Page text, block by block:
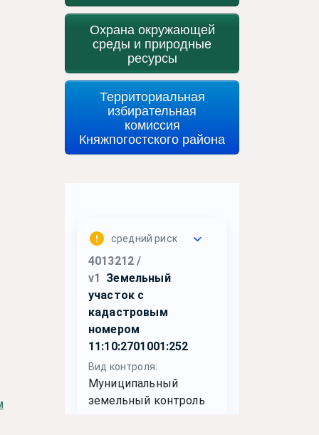
Охрана окружающей
среды и природные
ресурсы
Территориальная
избирательная
комиссия
Княжпогостского района